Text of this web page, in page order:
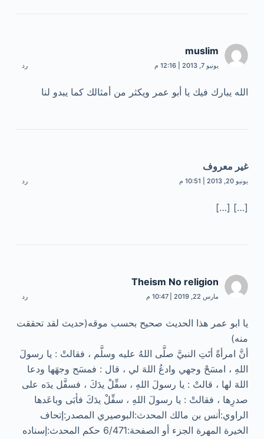
muslim
يونيو 7, 2013 | 12:16 م رد
الله يبارك فيك يا أبو عمر ويكثر من أمثالك كما يبدو لنا
غير معروف
يونيو 20, 2013 | 10:51 م رد
[…] […]
Theism No religion
مارس 22, 2019 | 10:47 م رد
يا ابو عمر هذا الحديث صحيح بحسب موقه(حديث لقد تحققت
منه)
أنَّ امرأةً أتَتِ النبيَّ صلَّى اللهُ عليه وسلَّم ، فقالتْ : يا رسولَ
اللهِ ، امسَحْ وجهي وادعُ اللهَ لي ، قال : فمسَح وجهَها ودعا
اللهَ لها ، قالتْ : يا رسولَ اللهِ ، سفِّلْ يدَكَ ، فسفَّل يدَه على
صدرِها ، فقالتْ : يا رسولَ اللهِ ، سفِّلْ يدَكَ فأبَى وباعَدها
الراوي:أنس بن مالك المحدث:البوصيري المصدر:إتحاف
الخيرة المهرة الجزء أو الصفحة:6/471 حكم المحدث:إسناده